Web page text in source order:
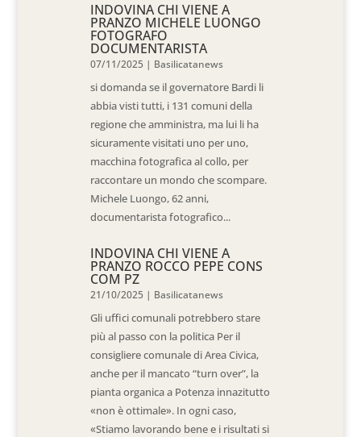
INDOVINA CHI VIENE A
PRANZO MICHELE LUONGO
FOTOGRAFO
DOCUMENTARISTA
07/11/2025 | Basilicatanews
si domanda se il governatore Bardi li
abbia visti tutti, i 131 comuni della
regione che amministra, ma lui li ha
sicuramente visitati uno per uno,
macchina fotografica al collo, per
raccontare un mondo che scompare.
Michele Luongo, 62 anni,
documentarista fotografico...
INDOVINA CHI VIENE A
PRANZO ROCCO PEPE CONS
COM PZ
21/10/2025 | Basilicatanews
Gli uffici comunali potrebbero stare
più al passo con la politica Per il
consigliere comunale di Area Civica,
anche per il mancato “turn over”, la
pianta organica a Potenza innazitutto
«non è ottimale». In ogni caso,
«Stiamo lavorando bene e i risultati si